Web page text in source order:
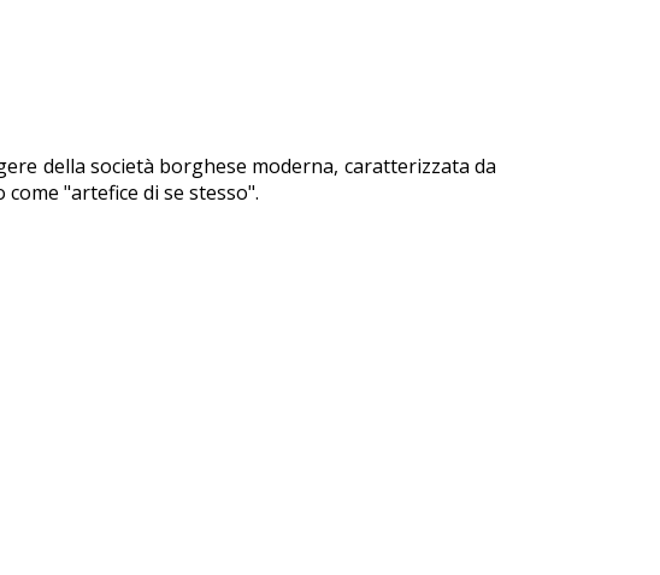
della società borghese moderna, caratterizzata da
"artefice di se stesso".